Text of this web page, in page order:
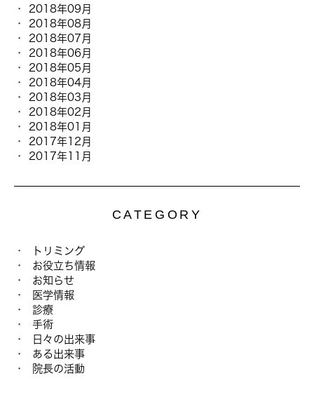
2018年09月
2018年08月
2018年07月
2018年06月
2018年05月
2018年04月
2018年03月
2018年02月
2018年01月
2017年12月
2017年11月
CATEGORY
トリミング
お役立ち情報
お知らせ
医学情報
診療
手術
日々の出来事
ある出来事
院長の活動